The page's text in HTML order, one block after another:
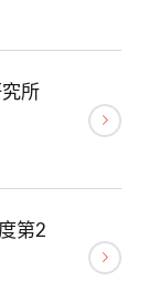
所
第2